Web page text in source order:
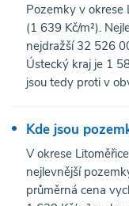
Pozemky v okrese
(1 639 Kč/m²).
nejdražší 32 526
Ústecký kraj je 1
jsou tedy proti v
Kde jsou
V okrese
nejlevnější
průměrná cena